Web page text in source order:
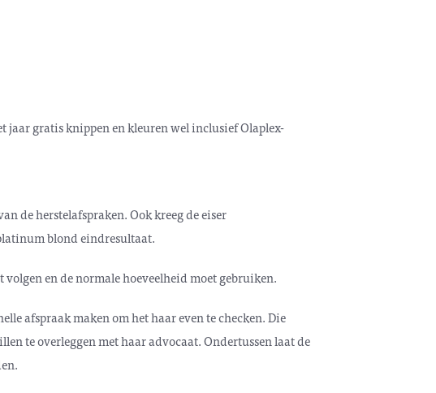
jaar gratis knippen en kleuren wel inclusief Olaplex-
de herstelafspraken. Ook kreeg de eiser
blond eindresultaat.
en de normale hoeveelheid moet gebruiken.
afspraak maken om het haar even te checken. Die
te overleggen met haar advocaat. Ondertussen laat de